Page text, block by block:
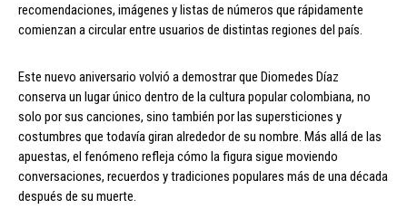
recomendaciones, imágenes y listas de números que rápidamente
comienzan a circular entre usuarios de distintas regiones del país.
Este nuevo aniversario volvió a demostrar que Diomedes Díaz
conserva un lugar único dentro de la cultura popular colombiana, no
solo por sus canciones, sino también por las supersticiones y
costumbres que todavía giran alrededor de su nombre. Más allá de las
apuestas, el fenómeno refleja cómo la figura sigue moviendo
conversaciones, recuerdos y tradiciones populares más de una década
después de su muerte.